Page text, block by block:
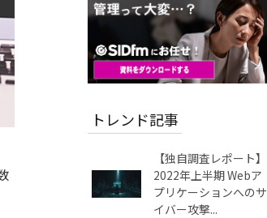
トレンド記事
【独自調査レポート】
2022年上半期 Webア
プリケーションへのサ
イバー攻撃...